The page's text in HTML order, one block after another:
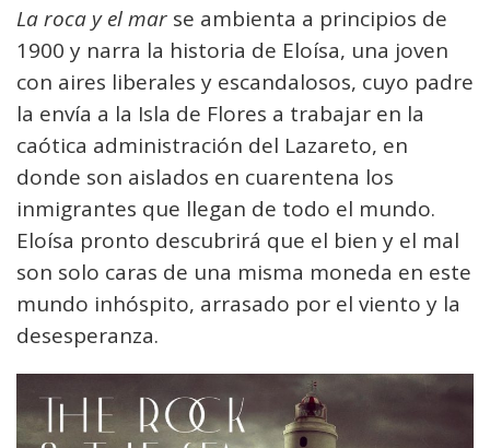
La roca y el mar se ambienta a principios de
1900 y narra la historia de Eloísa, una joven
con aires liberales y escandalosos, cuyo padre
la envía a la Isla de Flores a trabajar en la
caótica administración del Lazareto, en
donde son aislados en cuarentena los
inmigrantes que llegan de todo el mundo.
Eloísa pronto descubrirá que el bien y el mal
son solo caras de una misma moneda en este
mundo inhóspito, arrasado por el viento y la
desesperanza.